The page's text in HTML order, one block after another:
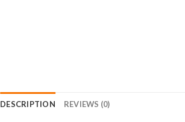
DESCRIPTION REVIEWS (0)